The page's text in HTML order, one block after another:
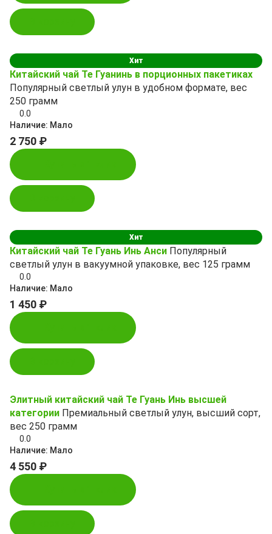
Хит
Китайский чай Те Гуанинь в порционных пакетиках
Популярный светлый улун в удобном формате, вес
250 грамм
0.0
Наличие: Мало
2 750 ₽
Хит
Китайский чай Те Гуань Инь Анси Популярный
светлый улун в вакуумной упаковке, вес 125 грамм
0.0
Наличие: Мало
1 450 ₽
Элитный китайский чай Те Гуань Инь высшей
категории Премиальный светлый улун, высший сорт,
вес 250 грамм
0.0
Наличие: Мало
4 550 ₽